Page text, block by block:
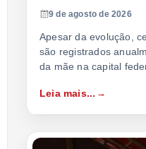
9 de agosto de 2026
Apesar da evolução,
são registrados
da mãe na capital
Leia mais...